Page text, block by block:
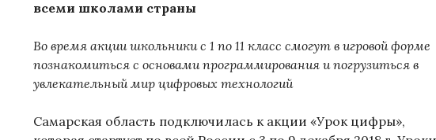
всеми школами страны
Во время акции школьники с 1 по 11 класс смогут в игровой форме
познакомиться с основами программирования и погрузиться в
увлекательный мир цифровых технологий
Самарская область подключилась к акции «Урок цифры»,